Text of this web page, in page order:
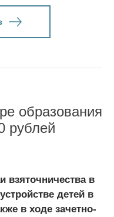
образования
рублей
взяточничества в
детей в
в ходе зачетно-